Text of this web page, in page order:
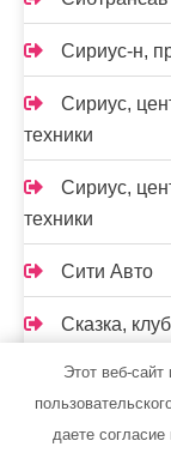
Сириус-н,
Сириус,
техники
Сириус,
техники
Сити Авто
Сказка,
Скиф,
Скиф,
Этот веб-
даете